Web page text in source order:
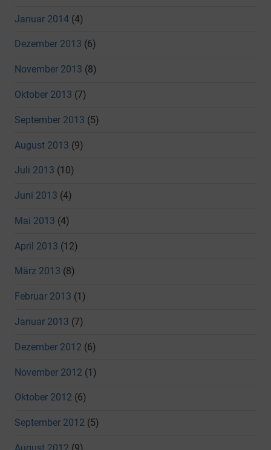
Januar 2014 (4)
Dezember 2013 (6)
November 2013 (8)
Oktober 2013 (7)
September 2013 (5)
August 2013 (9)
Juli 2013 (10)
Juni 2013 (4)
Mai 2013 (4)
April 2013 (12)
März 2013 (8)
Februar 2013 (1)
Januar 2013 (7)
Dezember 2012 (6)
November 2012 (1)
Oktober 2012 (6)
September 2012 (5)